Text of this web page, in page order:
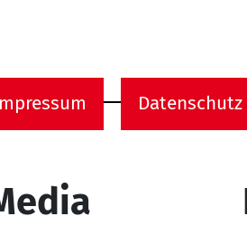
Datenschutz